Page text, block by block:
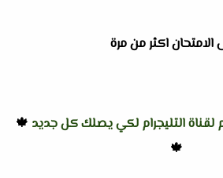
اكثر من مرة
لقناة التليجرام لكي يصلك كل جديد 🍁
🍁